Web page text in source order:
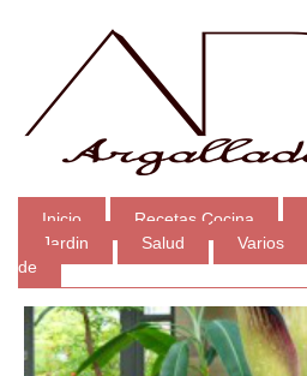
Inicio Recetas Cocina
Jardin
Salud Varios
de